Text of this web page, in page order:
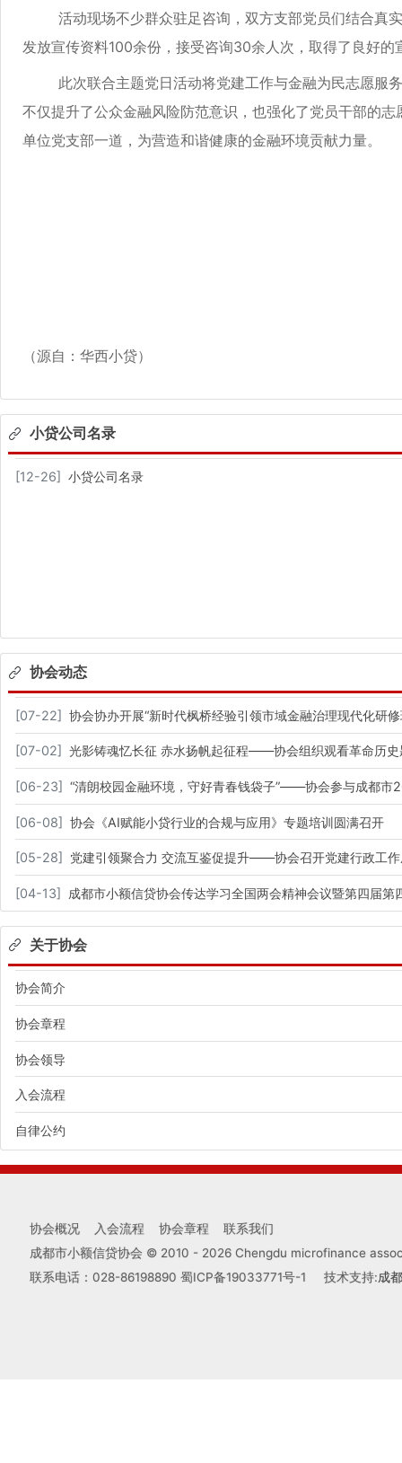
活动现场不少群众驻足咨询，双方支部党员们结合真实
发放宣传资料100余份，接受咨询30余人次，取得了良好的
此次联合主题党日活动将党建工作与金融为民志愿服务
不仅提升了公众金融风险防范意识，也强化了党员干部的
单位党支部一道，为营造和谐健康的金融环境贡献力量。
（源自：华西小贷）
小贷公司名录
[12-26] 小贷公司名录
协会动态
[07-22] 协会协办开展“新时代枫桥经验引领市域金融治理现代化研
[07-02] 光影铸魂忆长征 赤水扬帆起征程——协会组织观看革命历史
[06-23] “清朗校园金融环境，守好青春钱袋子”——协会参与成都
[06-08] 协会《AI赋能小贷行业的合规与应用》专题培训圆满召开
[05-28] 党建引领聚合力 交流互鉴促提升——协会召开党建行政工
[04-13] 成都市小额信贷协会传达学习全国两会精神会议暨第四届第
关于协会
协会简介
协会章程
协会领导
入会流程
自律公约
协会概况 入会流程 协会章程
联系我们
成都市小额信贷协会 © 2010 - 2026 Chengdu microfinance
联系电话：028-86198890 蜀ICP备19033771号-1 技术支持:成